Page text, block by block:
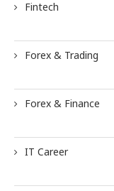
Fintech
Forex & Trading
Forex & Finance
IT Career